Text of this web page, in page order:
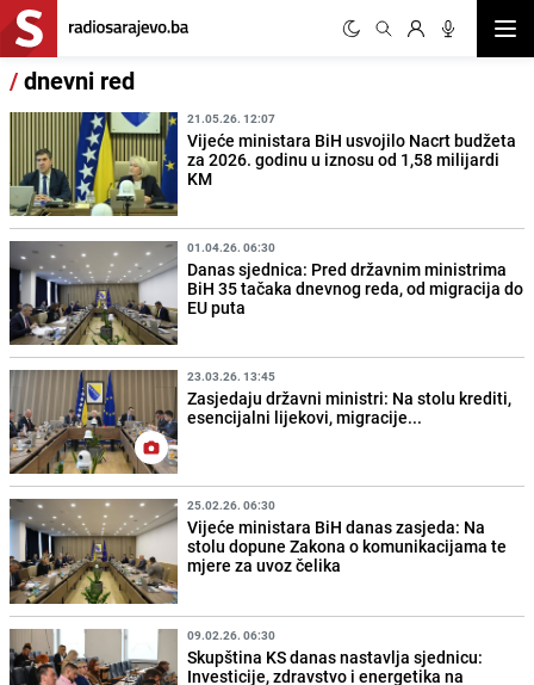
/dnevni red
21.05.26. 12:07
Vijeće ministara BiH usvojilo Nacrt budžeta
za 2026. godinu u iznosu od 1,58 milijardi
KM
01.04.26. 06:30
Danas sjednica: Pred državnim ministrima
BiH 35 tačaka dnevnog reda, od migracija do
EU puta
23.03.26. 13:45
Zasjedaju državni ministri: Na stolu krediti,
esencijalni lijekovi, migracije...
25.02.26. 06:30
Vijeće ministara BiH danas zasjeda: Na
stolu dopune Zakona o komunikacijama te
mjere za uvoz čelika
09.02.26. 06:30
Skupština KS danas nastavlja sjednicu:
Investicije, zdravstvo i energetika na